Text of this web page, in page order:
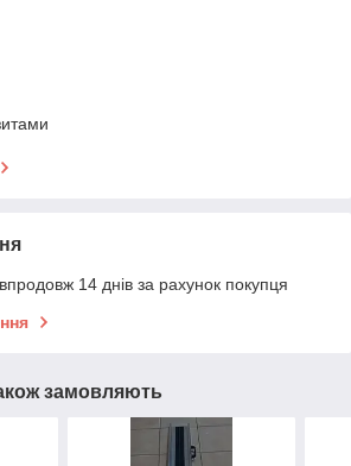
14 днів за рахунок покупця
замовляють